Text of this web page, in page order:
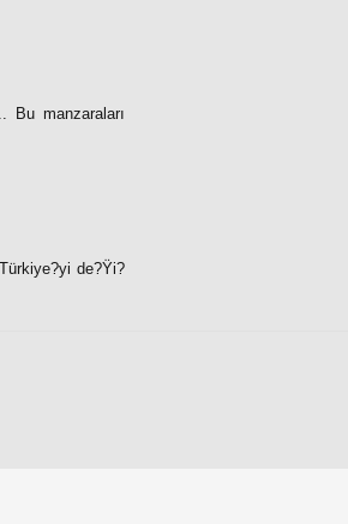
Bu manzaraları
de?Ÿi?